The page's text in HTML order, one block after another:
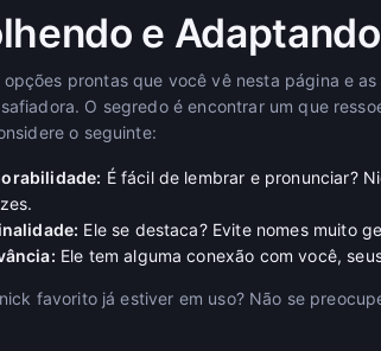
e
opções prontas que você vê nesta página e
O segredo é encontrar um que
o seguinte:
É fácil de lembrar e pronunciar?
Ele se destaca? Evite nomes muito
Ele tem alguma conexão com você,
favorito já estiver em uso? Não se